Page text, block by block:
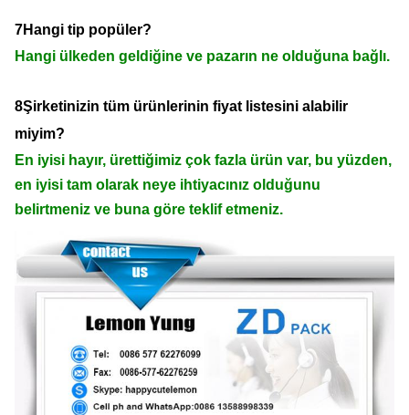
7Hangi tip popüler?
Hangi ülkeden geldiğine ve pazarın ne olduğuna bağlı.
8Şirketinizin tüm ürünlerinin fiyat listesini alabilir
miyim?
En iyisi hayır, ürettiğimiz çok fazla ürün var, bu yüzden,
en iyisi tam olarak neye ihtiyacınız olduğunu
belirtmeniz ve buna göre teklif etmeniz.